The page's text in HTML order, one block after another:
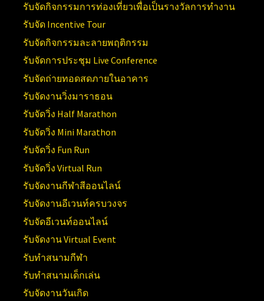
รับจัดกิจกรรมการท่องเที่ยวเพื่อเป็นรางวัลการทำงาน
รับจัด Incentive Tour
รับจัดกิจกรรมละลายพฤติกรรม
รับจัดการประชุม Live Conference
รับจัดถ่ายทอดสดภายในอาคาร
รับจัดงานวิ่งมาราธอน
รับจัดวิ่ง Half Marathon
รับจัดวิ่ง Mini Marathon
รับจัดวิ่ง Fun Run
รับจัดวิ่ง Virtual Run
รับจัดงานกีฬาสีออนไลน์
รับจัดงานอีเวนท์ครบวงจร
รับจัดอีเวนท์ออนไลน์
รับจัดงาน Virtual Event
รับทำสนามกีฬา
รับทำสนามเด็กเล่น
รับจัดงานวันเกิด